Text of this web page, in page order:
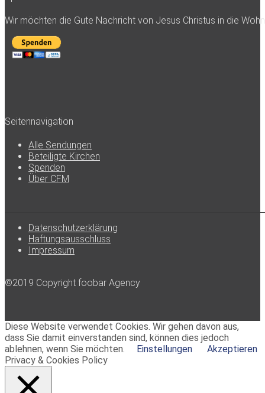
Wir möchten die Gute Nachricht von Jesus Christus in die
Seitennavigation
Alle Sendungen
Beteiligte Kirchen
Spenden
Über CFM
Datenschutzerklärung
Haftungsausschluss
Impressum
©2019 Copyright foobar Agency
Diese Website verwendet Cookies. Wir gehen davon aus,
dass Sie damit einverstanden sind, können dies jedoch
ablehnen, wenn Sie möchten.
Einstellungen
Akzeptieren
Privacy & Cookies Policy